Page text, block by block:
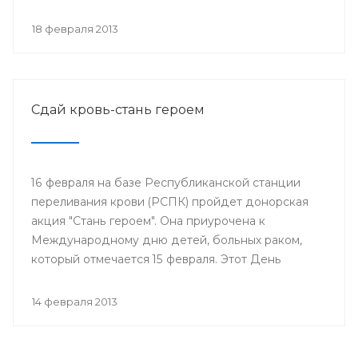
18 февраля 2013
Сдай кровь-стань героем
16 февраля на базе Республиканской станции
переливания крови (РСПК) пройдет донорская
акция "Стань героем". Она приурочена к
Международному дню детей, больных раком,
который отмечается 15 февраля. Этот День
патронатом Международного общества детских
14 февраля 2013